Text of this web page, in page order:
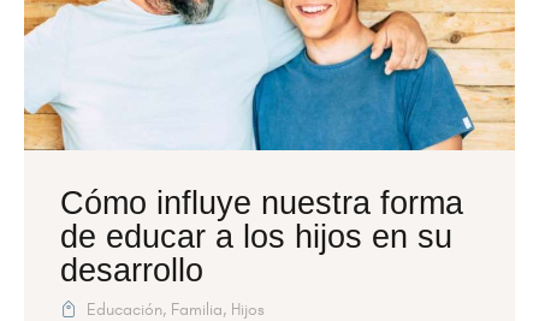
Cómo influye nuestra forma
de educar a los hijos en su
desarrollo
Educación, Familia, Hijos